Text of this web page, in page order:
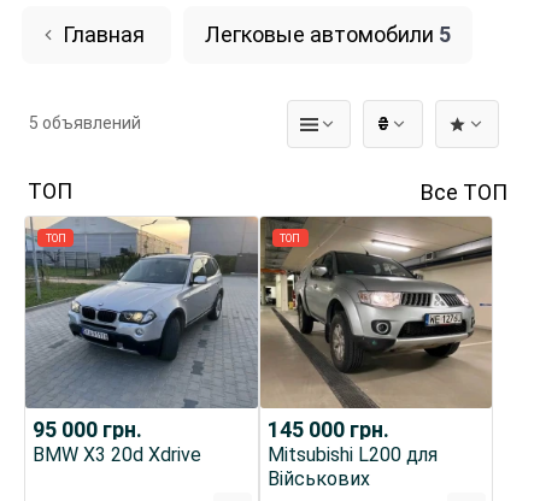
Главная Легковые автомобили 5
₴
5 объявлений
ТОП Все ТОП
ТОП
95 000 грн.
BMW X3 20d Xdrive
ТОП
145 000 грн.
Mitsubishi L200 для
Військових